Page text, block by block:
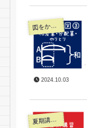
図をかいて解こう！
2024.10.03
夏期講習4年ー四谷大塚